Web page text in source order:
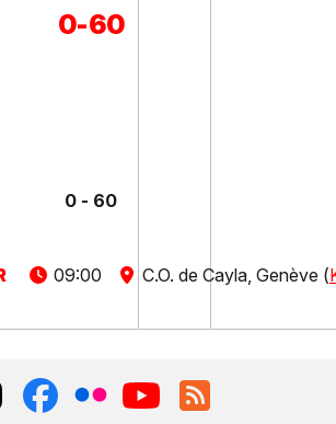
0-60
0 - 60
09:00 C.O. de Cayla, Genève (